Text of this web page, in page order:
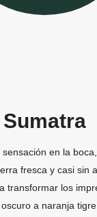
Sumatra
en la
fresca y casi sin
transformar los
a naranja